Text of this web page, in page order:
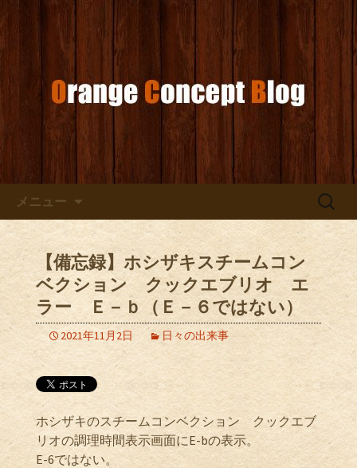
オレンジコンセプトブログ
お店からのお知らせ
メニュー
検
【備忘録】ホシザキスチームコン
ベクション クックエブリオ エ
ラー Ｅ－ｂ（Ｅ－６ではない）
2021年11月2日 日々の出来事
ホシザキのスチームコンベクション クックエブ
リオの調理時間表示画面にE-bの表示。
E-6ではない。